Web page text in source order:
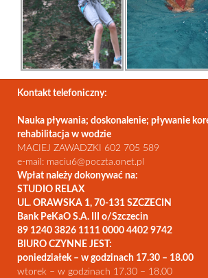
Kontakt telefoniczny:
Nauka pływania; doskonalenie; pływanie
rehabilitacja w wodzie
MACIEJ ZAWADZKI 602 705 589
e-mail: maciu6@poczta.onet.pl
Wpłat należy dokonywać na:
STUDIO RELAX
UL. ORAWSKA 1, 70-131 SZCZECIN
Bank PeKaO S.A. III o/Szczecin
89 1240 3826 1111 0000 4402 9742
BIURO CZYNNE JEST:
poniedziałek – w godzinach 17.30 – 18.00
wtorek – w godzinach 17.30 – 18.00